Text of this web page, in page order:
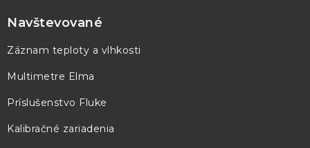
á
p
ä
e
Navštevované
Záznam teploty a vlhkosti
Multimetre Elma
Príslušenstvo Fluke
Kalibračné zariadenia